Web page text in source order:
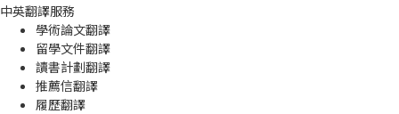
中英翻譯服務
學術論文翻譯
留學文件翻譯
讀書計劃翻譯
推薦信翻譯
履歷翻譯